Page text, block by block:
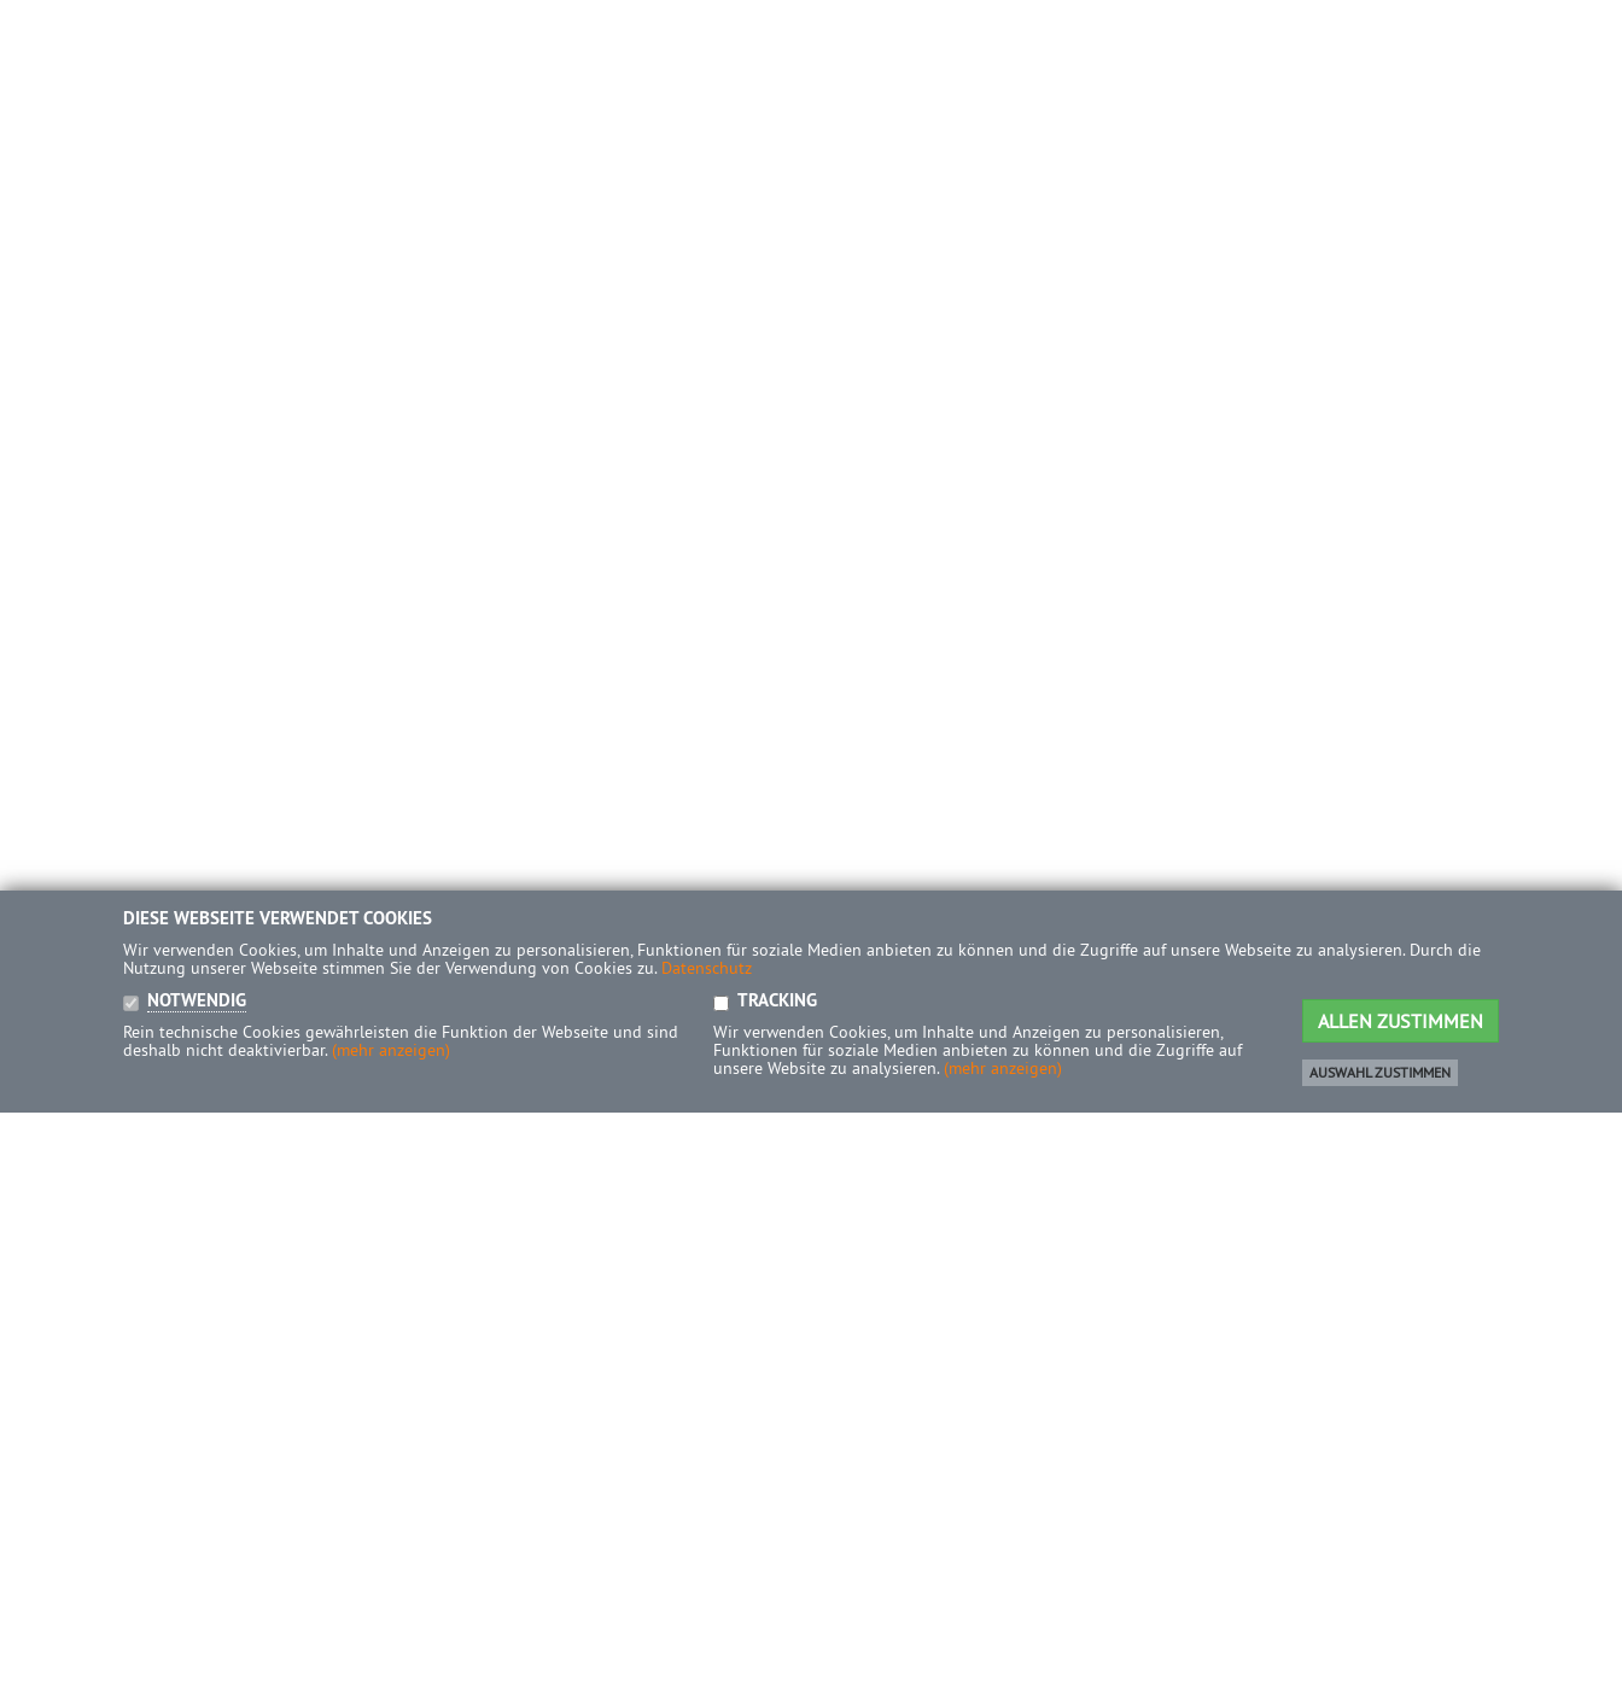
DIESE WEBSEITE VERWENDET COOKIES
Wir verwenden Cookies, um Inhalte und Anzeigen zu personalisieren, Funktionen für soziale Medien anbieten zu können und die Zugriffe auf unsere Webseite zu analysieren. Durch die
Nutzung unserer Webseite stimmen Sie der Verwendung von Cookies zu. Datenschutz
NOTWENDIG
Rein technische Cookies gewährleisten die Funktion der Webseite und sind
deshalb nicht deaktivierbar. (mehr anzeigen)
TRACKING
Wir verwenden Cookies, um Inhalte und Anzeigen zu personalisieren,
Funktionen für soziale Medien anbieten zu können und die Zugriffe auf
unsere Website zu analysieren. (mehr anzeigen)
ALLEN ZUSTIMMEN
AUSWAHL ZUSTIMMEN